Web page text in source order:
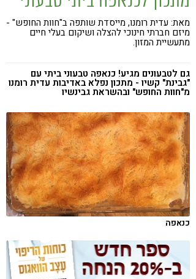
גישות בתזונה
דיאטה
ניקוי רעלים
מזונות על
הפרעות קשב & ריכוז
אכילה רגשית
רגישות לגלוטן
טעים להכיר
קורונה
טבעונות
מאת: עדית רומנו, מייסדת שותפה ב"חוות החופש" -
מיזם חברתי חינוכי להצלה ושיקום בעלי חיים
מתעשיית המזון.
גם לטבעונים מגיע! כנאפה טבעוני ביתי עם
"גבינת" קשיו - מתכון נפלא באדיבות עדית רומנו
מ"חוות החופש" ובהשראת גבינשיו
כנאפה